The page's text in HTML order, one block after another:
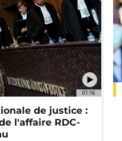
01:16
de justice :
l'affaire RDC-